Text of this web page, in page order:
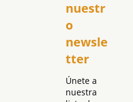
nuestr
o
newsle
tter
Únete a
nuestra